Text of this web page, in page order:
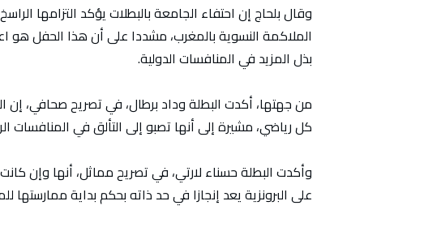
وقال بلحاج إن احتفاء الجامعة بالبطلات يؤكد التزامها
الملاكمة النسوية بالمغرب، مشددا على أن هذا الحفل
بذل المزيد في المنافسات الدولية.
من جهتها، أكدت البطلة وداد برطال، في تصريح صحافي، إن
كل رياضي، مشيرة إلى أنها تصبو إلى التألق في المنافسات
وأكدت البطلة حسناء لارتي، في تصريح مماثل، أنها وإن
على البرونزية يعد إنجازا في حد ذاته بحكم بداية